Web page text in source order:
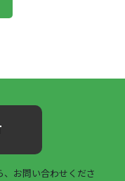
お問い合わせくださ